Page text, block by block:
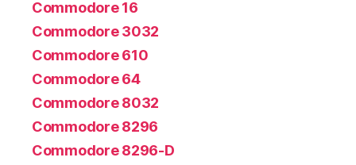
Commodore 16
Commodore 3032
Commodore 610
Commodore 64
Commodore 8032
Commodore 8296
Commodore 8296-D